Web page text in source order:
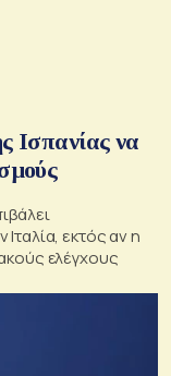
Ισπανίας να
εκτός αν η
ελέγχους